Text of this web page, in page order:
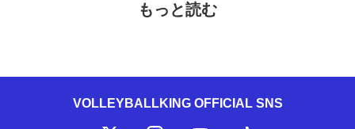
もっと読む
VOLLEYBALLKING OFFICIAL SNS